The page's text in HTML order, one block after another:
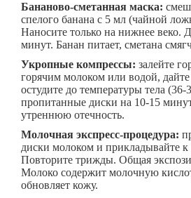
Бананово-сметанная маска:
спелого банана с 5 мл (чайной
Наносите только на нижнее веко.
минут. Банан питает, сметана
Укропные компрессы: залейте
горячим молоком или водой,
остудите до температуры тела
пропитанные диски на 10-15
утреннюю отечность.
Молочная экспресс-процедура:
диски молоком и прикладывайте к
Повторите трижды. Общая
Молоко содержит молочную
обновляет кожу.